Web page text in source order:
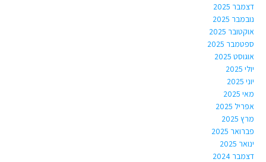
דצמבר 2025
נובמבר 2025
אוקטובר 2025
ספטמבר 2025
אוגוסט 2025
יולי 2025
יוני 2025
מאי 2025
אפריל 2025
מרץ 2025
פברואר 2025
ינואר 2025
דצמבר 2024